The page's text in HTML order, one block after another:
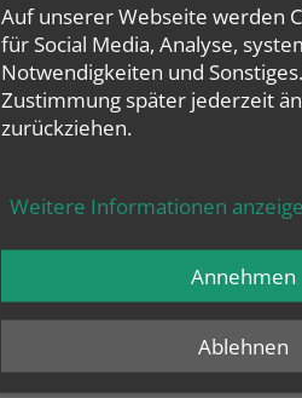
Auf unserer Webseite werden
für Social Media, Analyse,
Notwendigkeiten und
Zustimmung später jederzeit
zurückziehen.
Weitere Informationen
Ablehnen
Annehmen